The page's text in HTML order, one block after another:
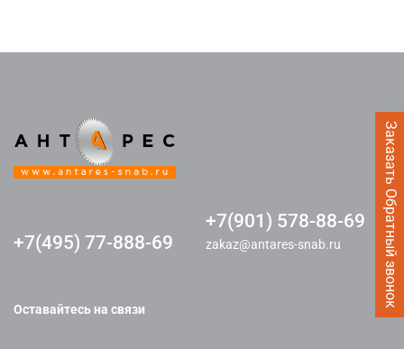
Заказать Обратный звонок
+7(495) 77-888-69
+7(901) 578-88-69
zakaz@antares-snab.ru
Оставайтесь на связи